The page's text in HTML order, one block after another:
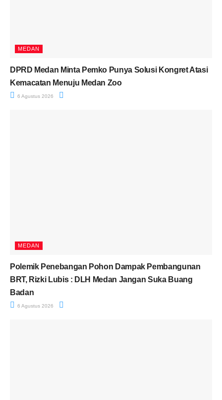
MEDAN
DPRD Medan Minta Pemko Punya Solusi Kongret Atasi
Kemacatan Menuju Medan Zoo
6 Agustus 2026
MEDAN
Polemik Penebangan Pohon Dampak Pembangunan
BRT, Rizki Lubis : DLH Medan Jangan Suka Buang
Badan
6 Agustus 2026